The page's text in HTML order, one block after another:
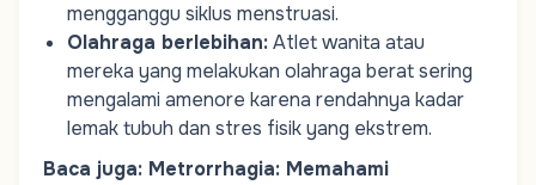
mengganggu siklus menstruasi.
Olahraga berlebihan:Atlet wanita atau
mereka yang melakukan olahraga berat sering
mengalami amenore karena rendahnya kadar
lemak tubuh dan stres fisik yang ekstrem.
Baca juga: Metrorrhagia: Memahami